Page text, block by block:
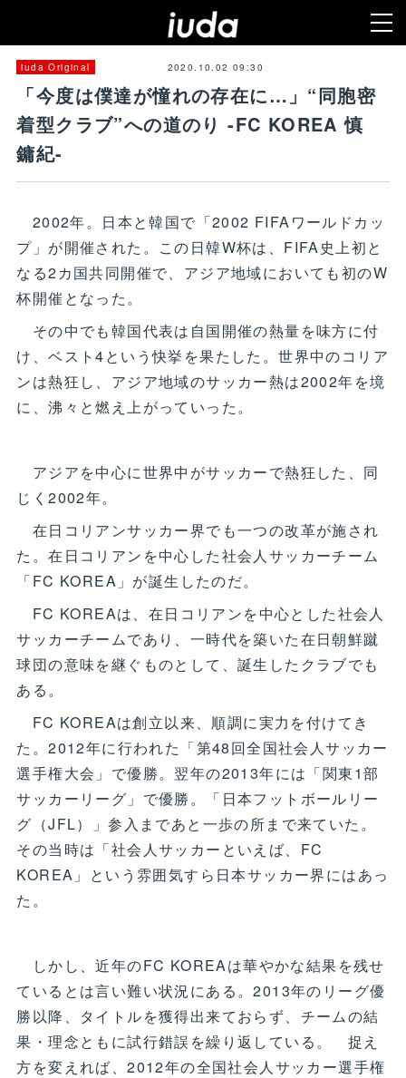
iuda Original 2020.10.02 09:30
「今度は僕達が憧れの存在に…」“同胞密
着型クラブ”への道のり -FC KOREA 慎
鏞紀-
2002年。日本と韓国で「2002 FIFAワールドカッ
プ」が開催された。この日韓W杯は、FIFA史上初と
なる2カ国共同開催で、アジア地域においても初のW
杯開催となった。
その中でも韓国代表は自国開催の熱量を味方に付
け、ベスト4という快挙を果たした。世界中のコリア
ンは熱狂し、アジア地域のサッカー熱は2002年を境
に、沸々と燃え上がっていった。
アジアを中心に世界中がサッカーで熱狂した、同
じく2002年。
在日コリアンサッカー界でも一つの改革が施され
た。在日コリアンを中心した社会人サッカーチーム
「FC KOREA」が誕生したのだ。
FC KOREAは、在日コリアンを中心とした社会人
サッカーチームであり、一時代を築いた在日朝鮮蹴
球団の意味を継ぐものとして、誕生したクラブでも
ある。
FC KOREAは創立以来、順調に実力を付けてき
た。2012年に行われた「第48回全国社会人サッカー
選手権大会」で優勝。翌年の2013年には「関東1部
サッカーリーグ」で優勝。「日本フットボールリー
グ（JFL）」参入まであと一歩の所まで来ていた。
その当時は「社会人サッカーといえば、FC
KOREA」という雰囲気すら日本サッカー界にはあっ
た。
しかし、近年のFC KOREAは華やかな結果を残せ
ているとは言い難い状況にある。2013年のリーグ優
勝以降、タイトルを獲得出来ておらず、チームの結
果・理念ともに試行錯誤を繰り返している。 捉え
方を変えれば、2012年の全国社会人サッカー選手権